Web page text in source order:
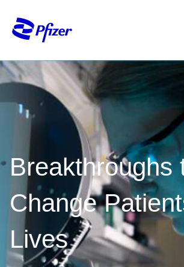
Breakthroughs
Change
Lives